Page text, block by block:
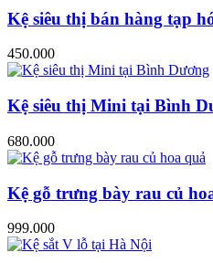
Kệ siêu thị bán hàng tạp
450.000
Kệ siêu thị Mini tại Bình
680.000
Kệ gỗ trưng bày rau củ
999.000